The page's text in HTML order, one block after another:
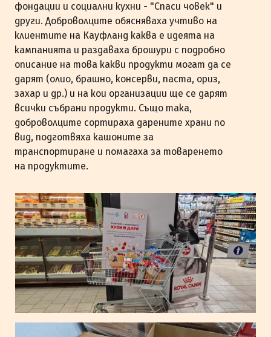
фондации и социални кухни - "Спаси човек" и
други. Доброволците обясняваха учтиво на
клиентите на Кауфланд каква е идеята на
кампанията и раздаваха брошури с подробно
описание на това какви продукти могат да се
дарят (олио, брашно, консерви, паста, ориз,
захар и др.) и на кои организации ще се дарят
всички събрани продукти. Също така,
доброволците сортираха дарените храни по
вид, подготвяха кашоните за
транспортиране и помагаха за товаренето
на продуктите.